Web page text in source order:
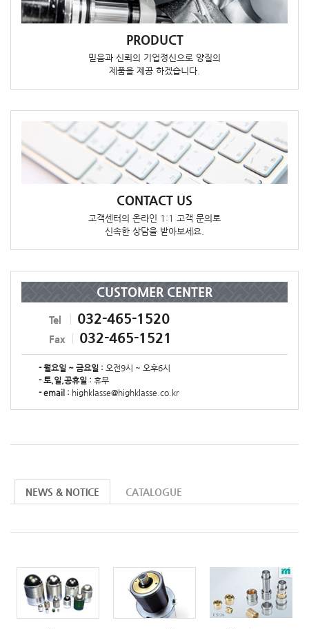
PRODUCT
믿음과 신뢰의 기업정신으로 양질의
제품을 제공 하겠습니다.
CONTACT US
고객센터의 온라인 1:1 고객 문의로
신속한 상담을 받아보세요.
CUSTOMER CENTER
Tel 032-465-1520
Fax 032-465-1521
- 월요일 ~ 금요일 : 오전9시 ~ 오후6시
- 토,일,공휴일 : 휴무
- email : highklasse@highklasse.co.kr
NEWS & NOTICE CATALOGUE